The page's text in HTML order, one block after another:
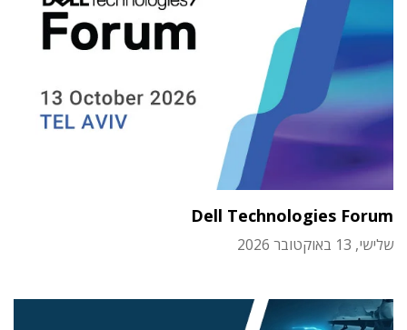
Dell Technologies Forum
שלישי, 13 באוקטובר 2026